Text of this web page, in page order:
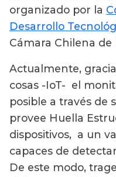
organizado por la
Desarrollo
Cámara Chilena de
Actualmente,
cosas -IoT- el
posible a través de
provee Huella
dispositivos, a un
capaces de
De este modo,